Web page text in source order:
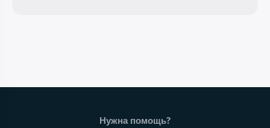
Нижний колонтитул веб-сайта
Нужна помощь?